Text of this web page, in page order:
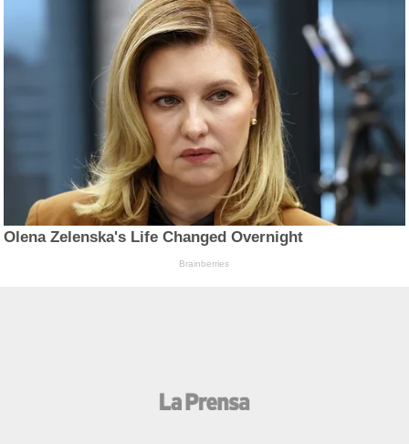
Olena Zelenska's Life Changed Overnight
Brainberries